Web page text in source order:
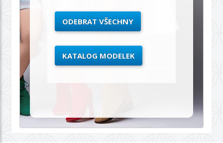
ODEBRAT VŠECHNY
KATALOG MODELEK